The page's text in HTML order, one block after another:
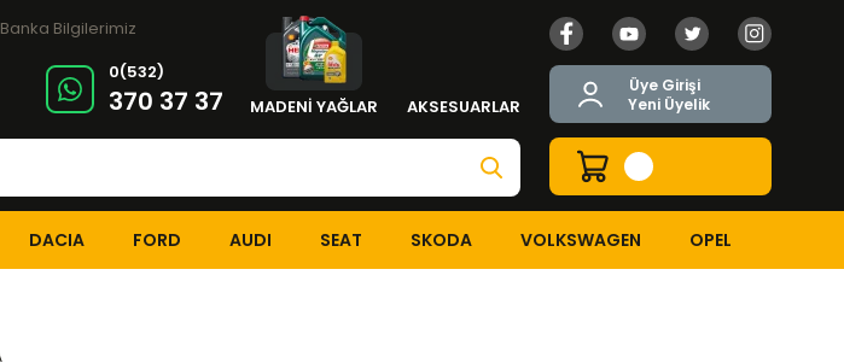
Banka Bilgilerimiz
0(532)
370 37 37 MADENİ YAĞLAR AKSESUARLAR
Üye Girişi
Yeni Üyelik
DACIA FORD AUDI SEAT SKODA VOLKSWAGEN OPEL